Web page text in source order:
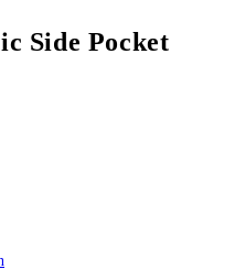
Side Pocket